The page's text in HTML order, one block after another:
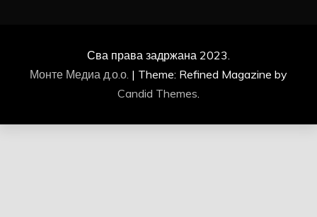
Сва права задржана 2023.
Монте Медиа д.о.о. | Theme: Refined Magazine by
Candid Themes.